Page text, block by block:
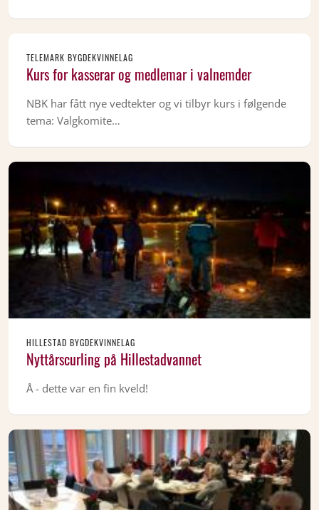
TELEMARK BYGDEKVINNELAG
Kurs for kasserar og medlemar i valnemder
NBK har fått nye vedtekter og vi tilbyr kurs i følgende
tema: Valgkomite…
HILLESTAD BYGDEKVINNELAG
Nyttårscurling på Hillestadvannet
Å - dette var en fin kveld!